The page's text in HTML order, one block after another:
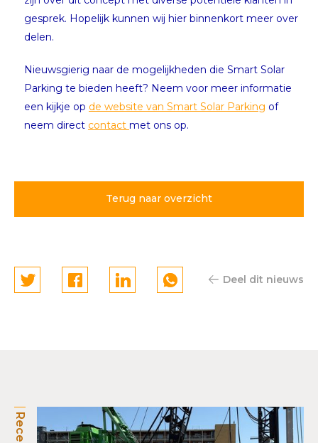
gesprek. Hopelijk kunnen wij hier binnenkort meer over
delen.
Nieuwsgierig naar de mogelijkheden die Smart Solar
Parking te bieden heeft? Neem voor meer informatie
een kijkje op de website van Smart Solar Parking of
neem direct contact met ons op.
Terug naar overzicht
Deel dit nieuws